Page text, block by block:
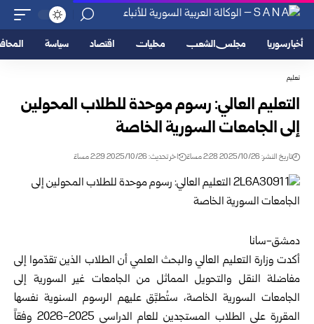
أخبار سوريا مجلس الشعب محليات اقتصاد سياسة
تعليم
التعليم العالي: رسوم موحدة للطلاب المحولين
إلى الجامعات السورية الخاصة
تاريخ النشر: 2025/10/26 2:28 مساءً اخر تحديث: 2025/10/26 2:29 مساءً
دمشق-سانا
أكدت وزارة التعليم العالي والبحث العلمي أن الطلاب الذين تقدّموا إلى
مفاضلة النقل والتحويل المماثل من الجامعات غير السورية إلى
الجامعات السورية الخاصة، ستُطبَّق عليهم الرسوم السنوية نفسها
المقررة على الطلاب المستجدين للعام الدراسي 2025-2026 وفقاً